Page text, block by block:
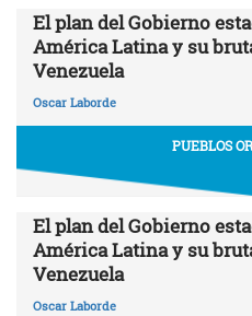
El plan del Gobierno
América Latina y su
Venezuela
Oscar Laborde
PUEBLOS
El plan del Gobierno
América Latina y su
Venezuela
Oscar Laborde